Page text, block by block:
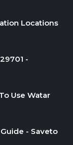
Locations
-
Use Watar
- Saveto